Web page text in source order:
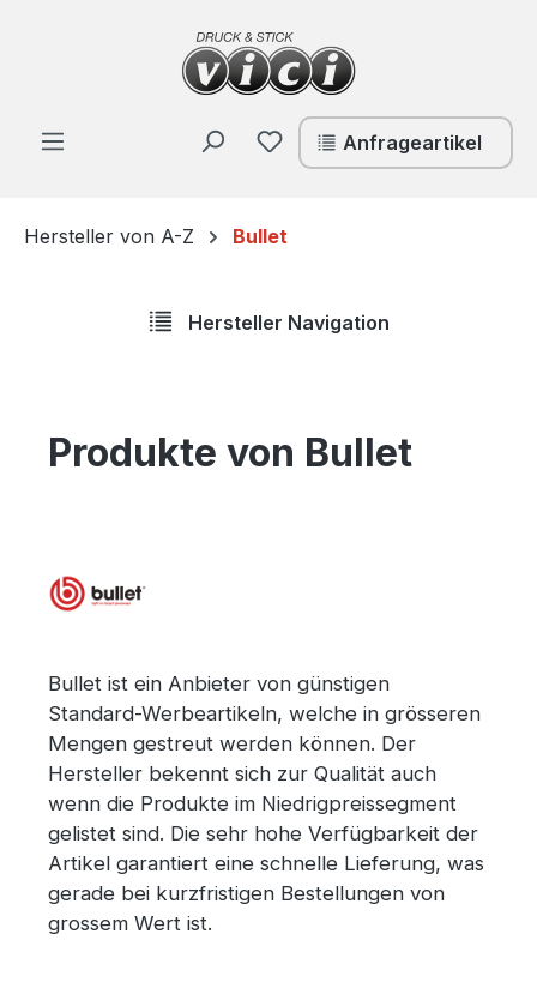
Zum Hauptinhalt springen
Du hast 0 Produkte auf
Anfrageartikel
Hersteller von A-Z Bullet
Hersteller Navigation
Produkte von Bullet
Bullet ist ein Anbieter von günstigen
Standard-Werbeartikeln, welche in grösseren
Mengen gestreut werden können. Der
Hersteller bekennt sich zur Qualität auch
wenn die Produkte im Niedrigpreissegment
gelistet sind. Die sehr hohe Verfügbarkeit der
Artikel garantiert eine schnelle Lieferung, was
gerade bei kurzfristigen Bestellungen von
grossem Wert ist.